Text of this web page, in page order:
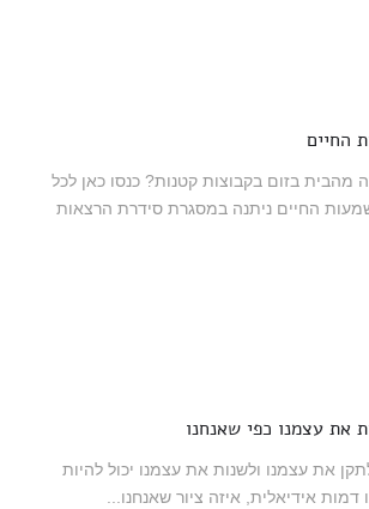
החיים
מהבית בזום בקבוצות קטנות? כנסו כאן לכל
החיים ניתנה במסגרת סידרת הרצאות
את עצמנו כפי שאנחנו
את עצמנו ולשנות את עצמנו יכול להיות
אידיאלית, איזה ציור שאנחנו...